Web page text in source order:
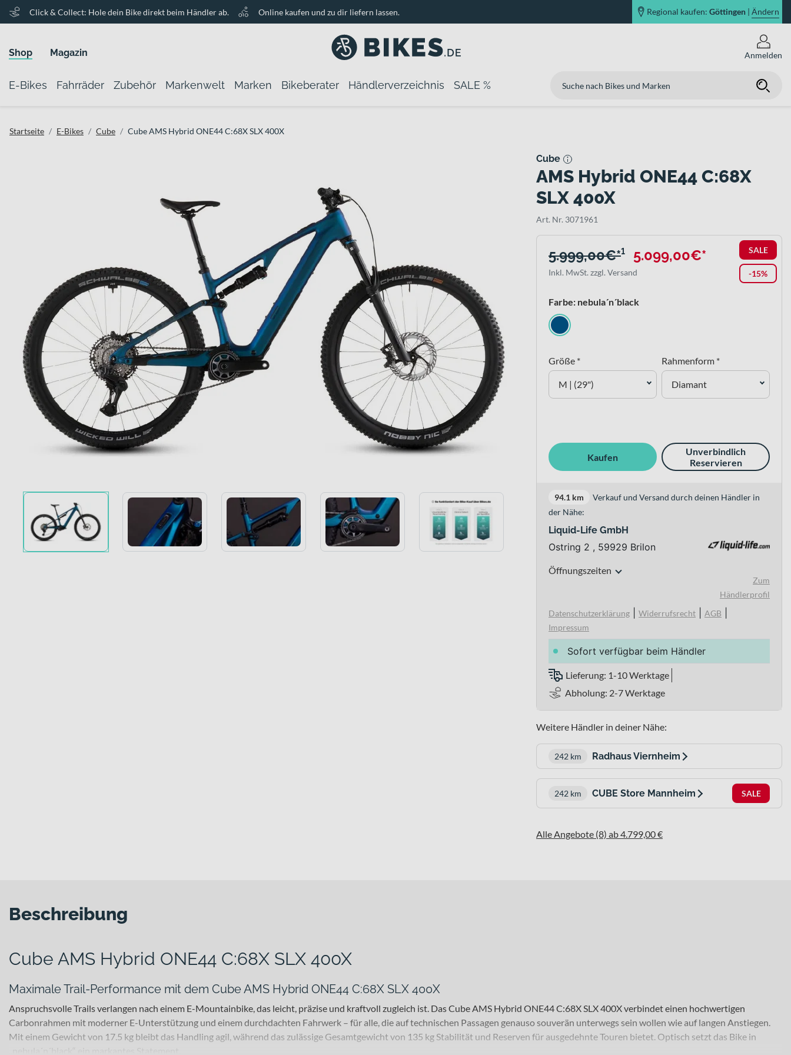
Click & Collect: Hole dein Bike direkt beim Händler ab. Online kaufen und zu dir liefern lassen. Regional kaufen: Göttingen | Ändern
Shop Magazin Anmelden
E-Bikes Fahrräder Zubehör Markenwelt Marken Bikeberater Händlerverzeichnis SALE %
Startseite E-Bikes Cube Cube AMS Hybrid ONE44 C:68X SLX 400X
Cube
AMS Hybrid ONE44 C:68X
SLX 400X
Art. Nr. 3071961
SALE
-15%
5.999,00€*¹ 5.099,00€*
Inkl. MwSt. zzgl. Versand
Farbe: nebula´n´black
Größe *
M | (29")
Rahmenform *
Diamant
Kaufen
Unverbindlich
Reservieren
94.1 km
Verkauf und Versand durch deinen Händler in
der Nähe:
Liquid-Life GmbH
Ostring 2 , 59929 Brilon
Öffnungszeiten
Zum
Händlerprofil
Datenschutzerklärung
Widerrufsrecht AGB
Impressum
Sofort verfügbar beim Händler
Lieferung: 1-10 Werktage
Abholung: 2-7 Werktage
Weitere Händler in deiner Nähe:
242 km Radhaus Viernheim
SALE
242 km CUBE Store Mannheim
Alle Angebote (8) ab 4.799,00 €
Beschreibung
Cube AMS Hybrid ONE44 C:68X SLX 400X
Maximale Trail-Performance mit dem Cube AMS Hybrid ONE44 C:68X SLX 400X
Anspruchsvolle Trails verlangen nach einem E-Mountainbike, das leicht, präzise und kraftvoll zugleich ist. Das Cube AMS Hybrid ONE44 C:68X SLX 400X verbindet einen hochwertigen
Carbonrahmen mit moderner E-Unterstützung und einem durchdachten Fahrwerk – für alle, die auf technischen Passagen genauso souverän unterwegs sein wollen wie auf langen Anstiegen.
Mit einem Gewicht von 17.5 kg bleibt das Handling agil, während das zulässige Gesamtgewicht von 135 kg Stabilität und Reserven für ausgedehnte Touren bietet. Optisch setzt das Bike in